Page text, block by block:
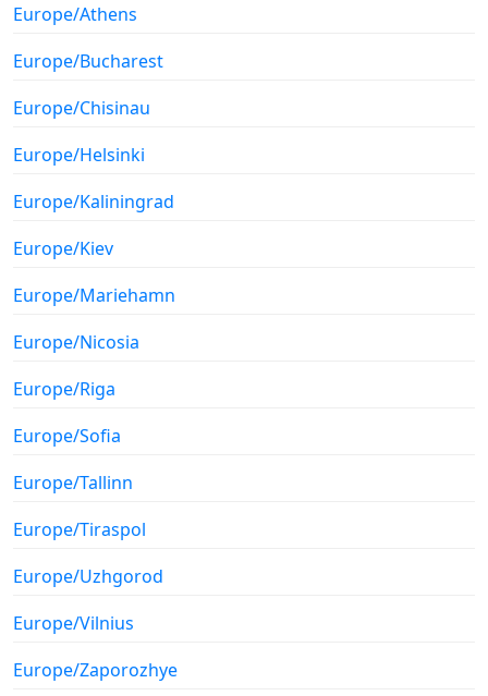
Europe/Athens
Europe/Bucharest
Europe/Chisinau
Europe/Helsinki
Europe/Kaliningrad
Europe/Kiev
Europe/Mariehamn
Europe/Nicosia
Europe/Riga
Europe/Sofia
Europe/Tallinn
Europe/Tiraspol
Europe/Uzhgorod
Europe/Vilnius
Europe/Zaporozhye